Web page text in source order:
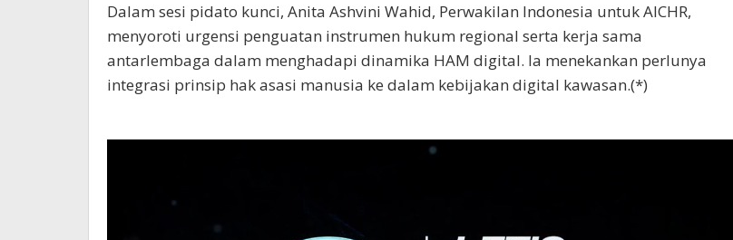
Dalam sesi pidato kunci, Anita Ashvini Wahid, Perwakilan Indonesia untuk AICHR,
menyoroti urgensi penguatan instrumen hukum regional serta kerja sama
antarlembaga dalam menghadapi dinamika HAM digital. Ia menekankan perlunya
integrasi prinsip hak asasi manusia ke dalam kebijakan digital kawasan.(*)